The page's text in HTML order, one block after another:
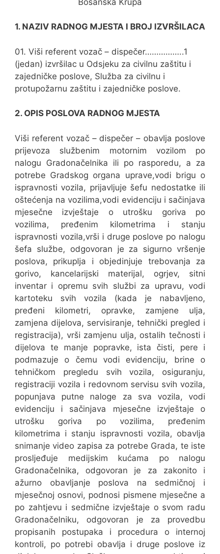
1. NAZIV RADNOG MJESTA I BROJ IZVRŠILACA
01. Viši referent vozač – dispečer……………..1
(jedan) izvršilac u Odsjeku za civilnu zaštitu i
zajedničke poslove, Služba za civilnu i
protupožarnu zaštitu i zajedničke poslove.
2. OPIS POSLOVA RADNOG MJESTA
Viši referent vozač – dispečer – obavlja poslove
prijevoza službenim motornim vozilom po
nalogu Gradonačelnika ili po rasporedu, a za
potrebe Gradskog organa uprave,vodi brigu o
ispravnosti vozila, prijavljuje šefu nedostatke ili
oštećenja na vozilima,vodi evidenciju i sačinjava
mjesečne izvještaje o utrošku goriva po
vozilima, pređenim kilometrima i stanju
ispravnosti vozila,vrši i druge poslove po nalogu
šefa službe, odgovoran je za sigurno vršenje
poslova, prikuplja i objedinjuje trebovanja za
gorivo, kancelarijski materijal, ogrjev, sitni
inventar i opremu svih službi za upravu, vodi
kartoteku svih vozila (kada je nabavljeno,
pređeni kilometri, opravke, zamjene ulja,
zamjena dijelova, servisiranje, tehnički pregled i
registracija), vrši zamjenu ulja, ostalih tečnosti i
dijelova te manje popravke, ista čisti, pere i
podmazuje o čemu vodi evidenciju, brine o
tehničkom pregledu svih vozila, osiguranju,
registraciji vozila i redovnom servisu svih vozila,
popunjava putne naloge za sva vozila, vodi
evidenciju i sačinjava mjesečne izvještaje o
utrošku goriva po vozilima, pređenim
kilometrima i stanju ispravnosti vozila, obavlja
snimanje video zapisa za potrebe Grada, te iste
prosljeđuje medijskim kućama po nalogu
Gradonačelnika, odgovoran je za zakonito i
ažurno obavljanje poslova na sedmičnoj i
mjesečnoj osnovi, podnosi pismene mjesečne a
po zahtjevu i sedmične izvještaje o svom radu
Gradonačelniku, odgovoran je za provedbu
propisanih postupaka i procedura o internoj
kontroli, po potrebi obavlja i druge poslove iz